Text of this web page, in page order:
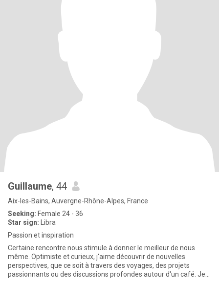
Guillaume, 44
Aix-les-Bains, Auvergne-Rhône-Alpes, France
Seeking: Female 24 - 36
Star sign: Libra
Passion et inspiration
Certaine rencontre nous stimule à donner le meilleur de nous
même. Optimiste et curieux, j'aime découvrir de nouvelles
perspectives, que ce soit à travers des voyages, des projets
passionnants ou des discussions profondes autour d'un café. Je